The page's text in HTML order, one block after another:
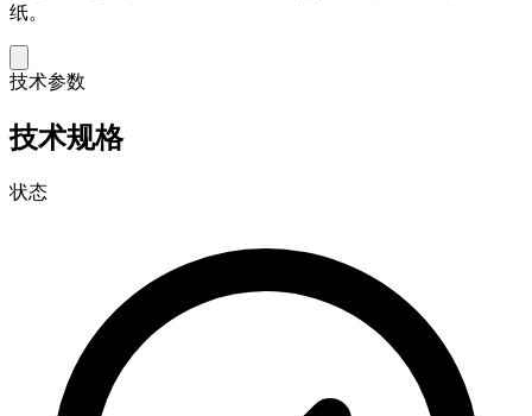
纸。
技术参数
技术规格
状态